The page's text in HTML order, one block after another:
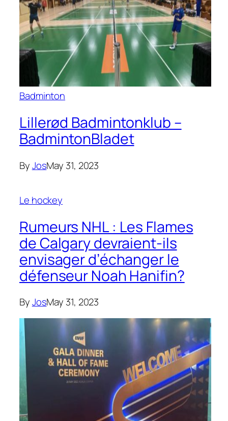
Badminton
Lillerød Badmintonklub –
BadmintonBladet
ByJosMay 31, 2023
Le hockey
Rumeurs NHL : Les Flames
de Calgary devraient-ils
envisager d’échanger le
défenseur Noah Hanifin?
ByJosMay 31, 2023